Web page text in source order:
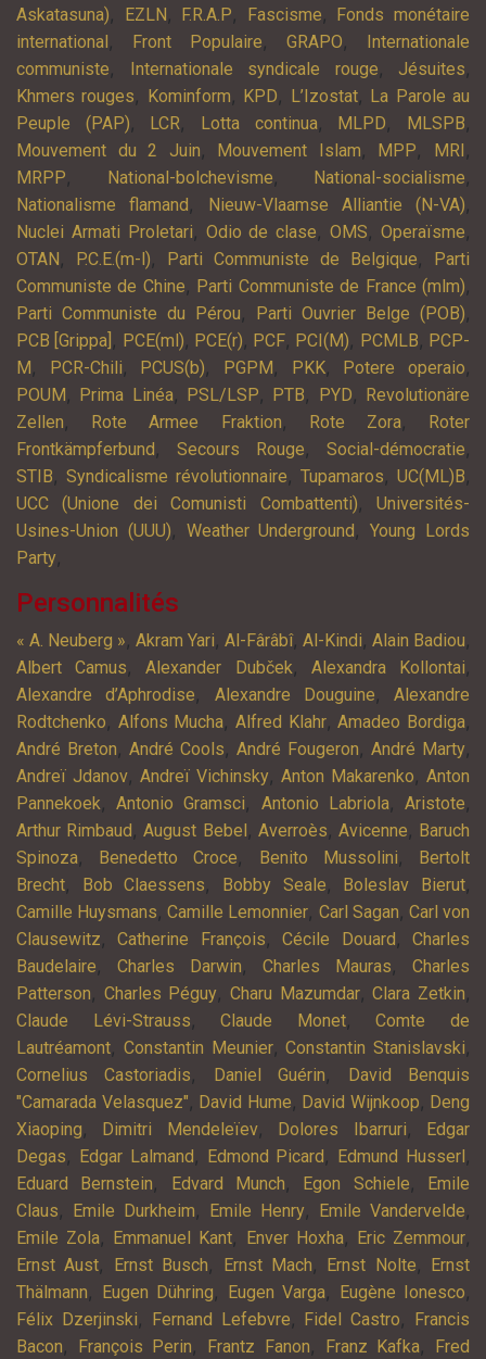
Askatasuna), EZLN , F.R.A.P, Fascisme,
Fonds monétaire
international , Front Populaire, GRAPO,
Internationale
communiste, Internationale syndicale rouge, Jésuites,
Khmers rouges, Kominform, KPD, L’Izostat, La Parole au
Peuple (PAP), LCR, Lotta continua, MLPD, MLSPB,
Mouvement du 2 Juin, Mouvement Islam, MPP, MRI ,
MRPP, National-bolchevisme, National-socialisme,
Nationalisme flamand , Nieuw-Vlaamse Alliantie (N-VA),
Nuclei Armati Proletari, Odio de clase,OMS,Operaïsme,
OTAN , P.C.E.(m-l), Parti Communiste de Belgique,
Parti
Communiste de Chine, Parti Communiste de France (mlm),
Parti Communiste du Pérou, Parti Ouvrier Belge (POB),
PCB [Grippa] , PCE(ml), PCE(r), PCF, PCI(M), PCMLB, PCP-
M , PCR-Chili, PCUS(b), PGPM , PKK, Potere operaio,
POUM , Prima Linéa, PSL/LSP, PTB, PYD,
Revolutionäre
Zellen, Rote Armee Fraktion, Rote Zora,
Roter
Frontkämpferbund , Secours Rouge, Social-démocratie,
STIB, Syndicalisme révolutionnaire, Tupamaros, UC(ML)B,
UCC (Unione dei Comunisti Combattenti),Universités-
Usines-Union (UUU), Weather Underground ,Young Lords
Party,
Personnalités
« A. Neuberg », Akram Yari, Al-Fârâbî, Al-Kindi, Alain Badiou,
Albert Camus,Alexander Dubček, Alexandra Kollontai,
Alexandre d’Aphrodise, Alexandre Douguine, Alexandre
Rodtchenko, Alfons Mucha,Alfred Klahr,Amadeo Bordiga,
André Breton, André Cools, André Fougeron, André Marty,
Andreï Jdanov, Andreï Vichinsky, Anton Makarenko, Anton
Pannekoek,Antonio Gramsci, Antonio Labriola,Aristote,
Arthur Rimbaud ,August Bebel , Averroès, Avicenne, Baruch
Spinoza, Benedetto Croce, Benito Mussolini,
Bertolt
Brecht, Bob Claessens, Bobby Seale, Boleslav Bierut,
Camille Huysmans,Camille Lemonnier, Carl Sagan, Carl von
Clausewitz,Catherine François,Cécile Douard ,Charles
Baudelaire, Charles Darwin, Charles Mauras, Charles
Patterson, Charles Péguy,Charu Mazumdar,Clara Zetkin,
Claude Lévi-Strauss,Claude Monet,Comte de
Lautréamont, Constantin Meunier,Constantin Stanislavski,
Cornelius Castoriadis, Daniel Guérin,
David Benquis
"Camarada Velasquez", David Hume, David Wijnkoop, Deng
Xiaoping, Dimitri Mendeleïev, Dolores Ibarruri,
Edgar
Degas, Edgar Lalmand , Edmond Picard , Edmund Husserl ,
Eduard Bernstein, Edvard Munch, Egon Schiele,
Emile
Claus, Emile Durkheim, Emile Henry, Emile Vandervelde,
Emile Zola, Emmanuel Kant, Enver Hoxha, Eric Zemmour,
Ernst Aust, Ernst Busch, Ernst Mach, Ernst Nolte,
Ernst
Thälmann, Eugen Dühring, Eugen Varga, Eugène Ionesco,
Félix Dzerjinski, Fernand Lefebvre, Fidel Castro,
Francis
Bacon, François Perin, Frantz Fanon, Franz Kafka,
Fred